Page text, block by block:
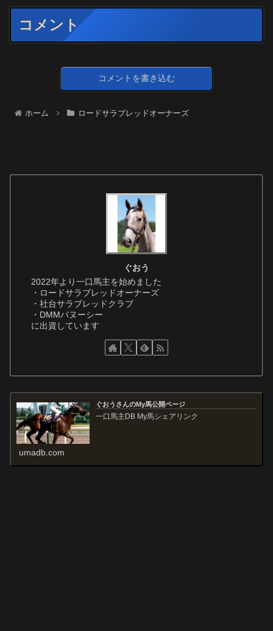
コメント
コメントを書き込む
ホーム ロードサラブレッドオーナーズ
ぐおう
2022年より一口馬主を始めました
・ロードサラブレッドオーナーズ
・社台サラブレッドクラブ
・DMMバヌーシー
に出資しています
ぐおうさんのMy馬公開ページ
一口馬主DB My馬シェアリンク
umadb.com